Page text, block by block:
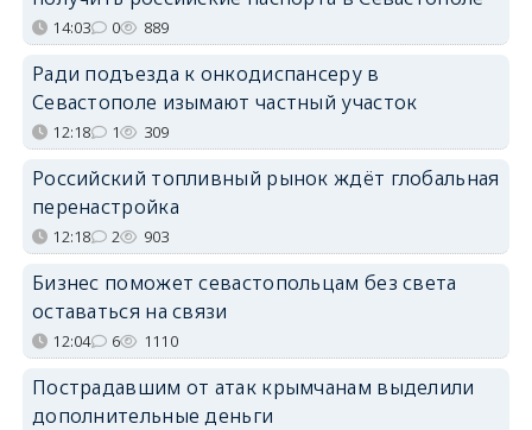
14:03 0 889
Ради подъезда к онкодиспансеру в
Севастополе изымают частный участок
12:18 1 309
Российский топливный рынок ждёт глобальная
перенастройка
12:18 2 903
Бизнес поможет севастопольцам без света
оставаться на связи
12:04 6 1110
Пострадавшим от атак крымчанам выделили
дополнительные деньги